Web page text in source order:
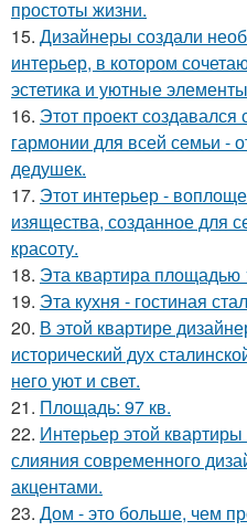
простоты жизни.
15. Дизайнеры создали
интерьер, в котором
эстетика и уютные
16. Этот проект
гармонии для всей семьи -
дедушек.
17. Этот интерьер -
изящества, созданное для
красоту.
18. Эта квартира площадью
19. Эта кухня - гостиная
20. В этой квартире
исторический дух
него уют и свет.
21. Площадь: 97 кв.
22. Интерьер этой
слияния современного
акцентами.
23. Дом - это больше, чем